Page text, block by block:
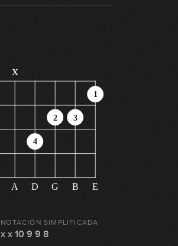
A D G B E
x
4
2 3
1
NOTACIÓN SIMPLIFICADA
x x 10 9 9 8